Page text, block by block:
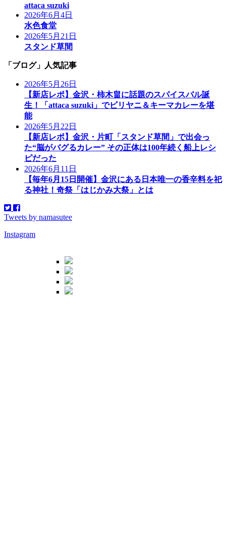
attaca suzuki
2026年6月4日
水色食堂
2026年5月21日
スタンド草間
「ブログ」人気記事
2026年5月26日
【新店レポ】金沢・柿木畠に話題のスパイスバル誕
生！「attaca suzuki」でビリヤニ＆キーマカレーを堪
能
2026年5月22日
【新店レポ】金沢・片町「スタンド草間」で出会っ
た“脳がバグるカレー” その正体は100年続く船上レシ
ピだった
2026年6月11日
【毎年6月15日開催】金沢にある日本唯一の香辛料を祀
る神社！奇祭「はじかみ大祭」とは
Tweets by namasutee
Instagram